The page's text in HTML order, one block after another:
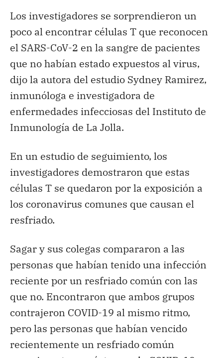
Los investigadores se sorprendieron un
poco al encontrar células T que reconocen
el SARS-CoV-2 en la sangre de pacientes
que no habían estado expuestos al virus,
dijo la autora del estudio Sydney Ramirez,
inmunóloga e investigadora de
enfermedades infecciosas del Instituto de
Inmunología de La Jolla.
En un estudio de seguimiento, los
investigadores demostraron que estas
células T se quedaron por la exposición a
los coronavirus comunes que causan el
resfriado.
Sagar y sus colegas compararon a las
personas que habían tenido una infección
reciente por un resfriado común con las
que no. Encontraron que ambos grupos
contrajeron COVID-19 al mismo ritmo,
pero las personas que habían vencido
recientemente un resfriado común